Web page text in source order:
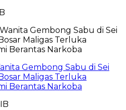
Gembong Sabu di Sei
Maligas Terluka
Berantas Narkoba